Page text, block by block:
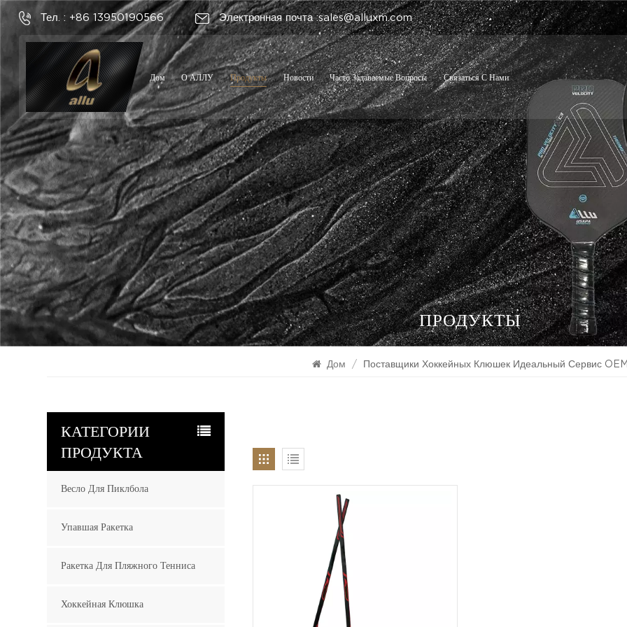
Тел. : +86 13950190566 Электронная почта :sales@alluxm.com
Дом О АЛЛУ Продукты Новости Часто Задаваемые Вопросы Связаться С Нами
ПРОДУКТЫ
Дом / Поставщики Хоккейных Клюшек Идеальный Сервис
КАТЕГОРИИ
ПРОДУКТА
Весло Для Пиклбола
Упавшая Ракетка
Ракетка Для Пляжного Тенниса
Хоккейная Клюшка